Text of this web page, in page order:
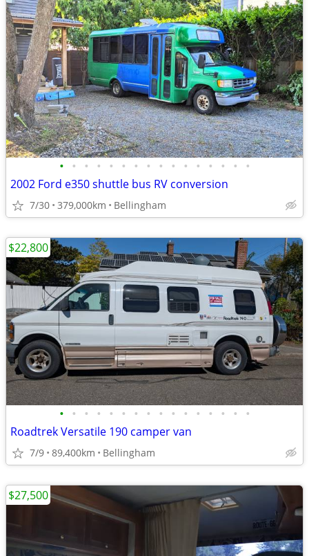
• • • • • • • • • • • • • • • •
2002 Ford e350 shuttle bus RV conversion
7/30 379,000km Bellingham
• • • • • • • • • • • • • • • •
Roadtrek Versatile 190 camper van
7/9 89,400km Bellingham
$22,800
$27,500